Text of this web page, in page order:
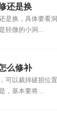
还是换
是换，具体要看
轻微的小洞...
么修补
可以裁掉破损位
，基本要将...